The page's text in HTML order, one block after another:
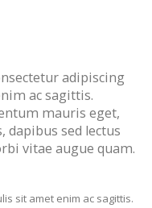
adipiscing
ac sagittis.
mauris eget,
dapibus sed lectus
vitae augue quam.
sit amet enim ac sagittis.